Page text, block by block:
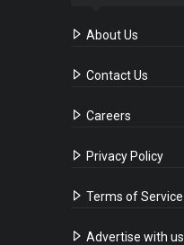
About Us
Contact Us
Careers
Privacy Policy
Terms of Service
Advertise with us